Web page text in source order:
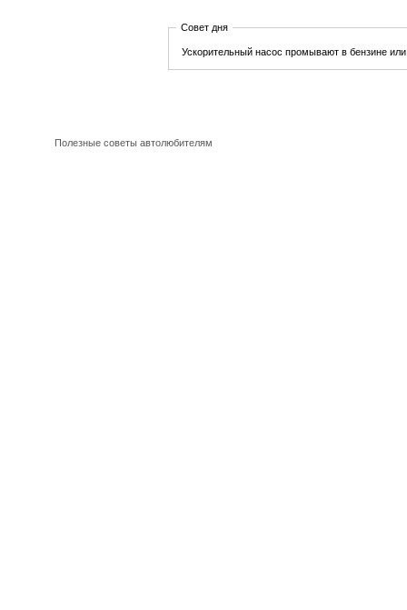
Совет дня
Ускорительный насос промывают в бензине
Полезные советы автолюбителям